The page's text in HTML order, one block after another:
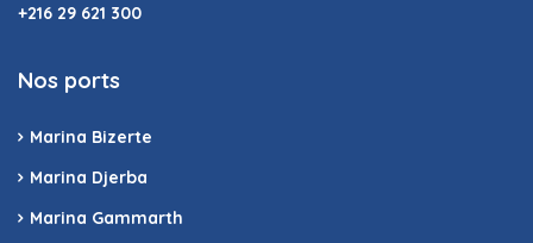
+216 29 621 300
Nos ports
Marina Bizerte
Marina Djerba
Marina Gammarth